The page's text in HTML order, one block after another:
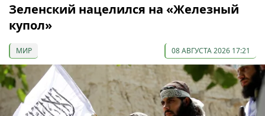
Зеленский нацелился на «Железный
купол»
МИР 08 АВГУСТА 2026 17:21